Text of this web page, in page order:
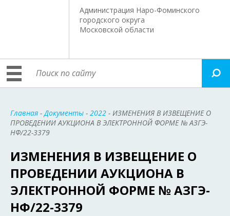
Администрация Наро-Фоминского
городского округа
Московской области
Главная -Документы - 2022 - ИЗМЕНЕНИЯ В ИЗВЕЩЕНИЕ О
ПРОВЕДЕНИИ АУКЦИОНА В ЭЛЕКТРОННОЙ ФОРМЕ № АЗГЭ-
НФ/22-3379
ИЗМЕНЕНИЯ В ИЗВЕЩЕНИЕ О
ПРОВЕДЕНИИ АУКЦИОНА В
ЭЛЕКТРОННОЙ ФОРМЕ № АЗГЭ-
НФ/22-3379